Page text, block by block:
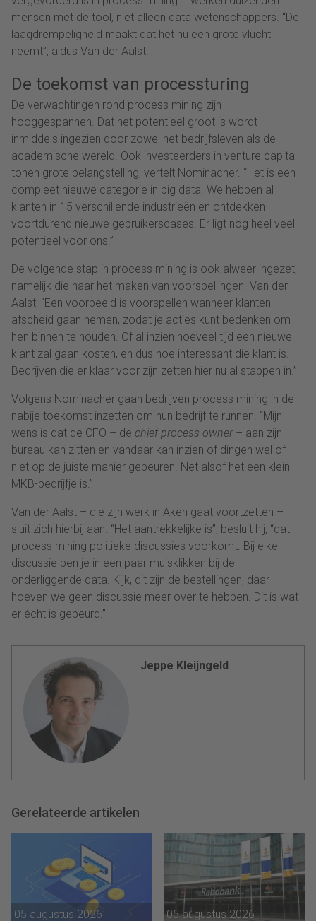
mensen met de tool, niet alleen data wetenschappers. “De
laagdrempeligheid maakt dat het nu een grote vlucht
neemt”, aldus Van der Aalst.
De toekomst van processturing
De verwachtingen rond process mining zijn
hooggespannen. Dat het potentieel groot is wordt
inmiddels ingezien door zowel het bedrijfsleven als de
academische wereld. Ook investeerders in venture capital
tonen grote belangstelling, vertelt Nominacher. “Het is een
compleet nieuwe categorie in big data. We hebben al
klanten in 15 verschillende industrieën en ontdekken
voortdurend nieuwe gebruikerscases. Er ligt nog heel veel
potentieel voor ons.”
De volgende stap in process mining is ook alweer ingezet,
namelijk die naar het maken van voorspellingen. Van der
Aalst: “Een voorbeeld is voorspellen wanneer klanten
afscheid gaan nemen, zodat je acties kunt bedenken om
hen binnen te houden. Of al inzien hoeveel tijd een nieuwe
klant zal gaan kosten, en dus hoe interessant die klant is.
Bedrijven die er klaar voor zijn zetten hier nu al stappen in.”
Volgens Nominacher gaan bedrijven process mining in de
nabije toekomst inzetten om hun bedrijf te runnen. “Mijn
wens is dat de CFO – de chief process owner– aan zijn
bureau kan zitten en vandaar kan inzien of dingen wel of
niet op de juiste manier gebeuren. Net alsof het een klein
MKB-bedrijfje is.”
Van der Aalst – die zijn werk in Aken gaat voortzetten –
sluit zich hierbij aan. “Het aantrekkelijke is”, besluit hij, “dat
process mining politieke discussies voorkomt. Bij elke
discussie ben je in een paar muisklikken bij de
onderliggende data. Kijk, dit zijn de bestellingen, daar
hoeven we geen discussie meer over te hebben. Dit is wat
er écht is gebeurd.”
Jeppe Kleijngeld
Gerelateerde artikelen
05 augustus 2026 05 augustus 2026